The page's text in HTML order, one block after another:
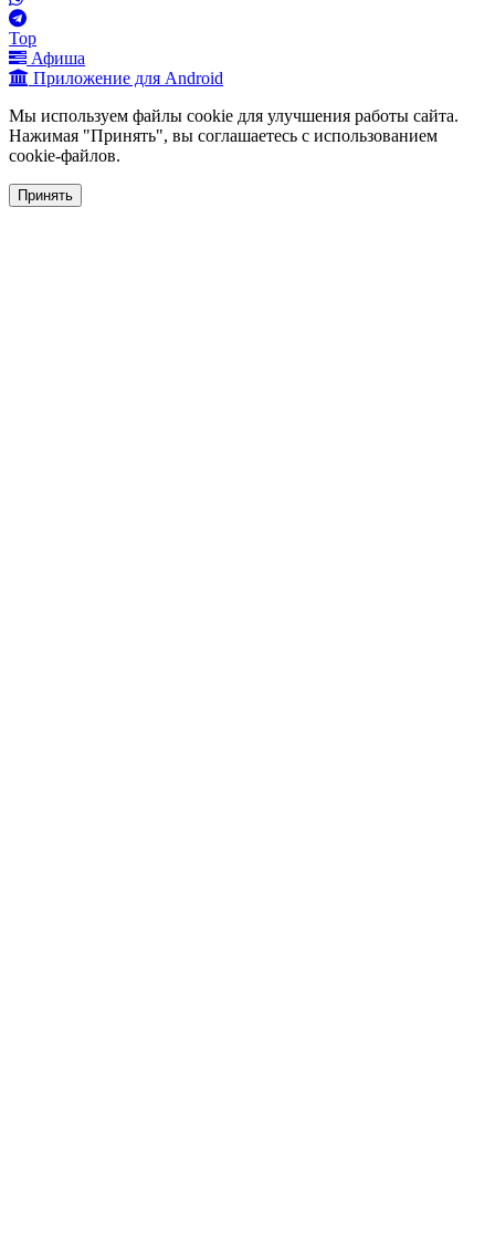
Top
Афиша
Приложение для Android
Мы используем файлы cookie для улучшения работы сайта.
Нажимая "Принять", вы соглашаетесь с использованием
cookie-файлов.
Принять